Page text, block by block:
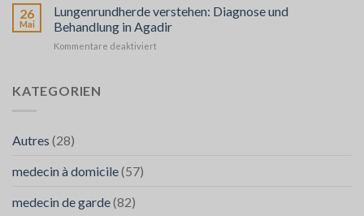
en
àFonctionnels
26
Mai
Lungenrundherde verstehen: Diagnose und
Behandlung in Agadir
Kommentare deaktiviertfür
KATEGORIEN
Autres (28)
medecin à domicile(57)
medecin de garde(82)